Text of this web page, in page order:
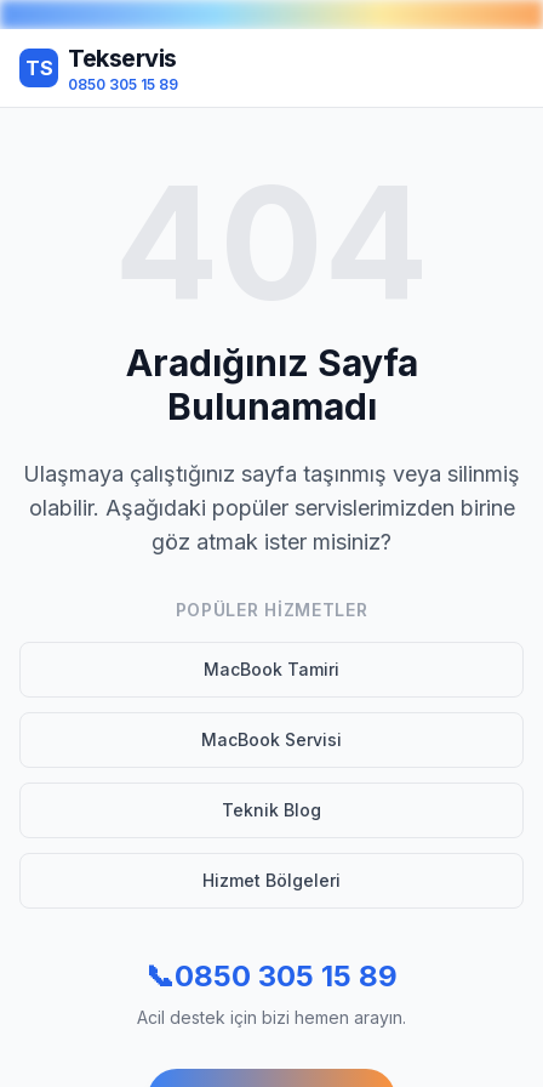
TS Tekservis
0850 305 15 89
Aradığınız Sayfa
Bulunamadı
Ulaşmaya çalıştığınız sayfa taşınmış veya silinmiş
olabilir. Aşağıdaki popüler servislerimizden birine
göz atmak ister misiniz?
POPÜLER HIZMETLER
MacBook Tamiri
MacBook Servisi
Teknik Blog
Hizmet Bölgeleri
📞0850 305 15 89
Acil destek için bizi hemen arayın.